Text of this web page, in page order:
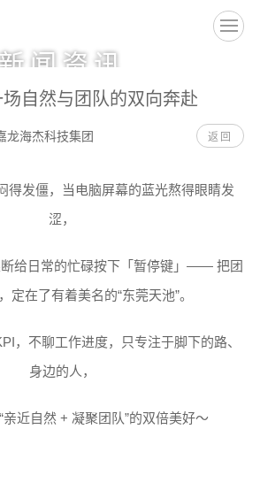
新闻资讯
自然与团队的双向奔赴
海杰科技集团 返回
得发僵，当电脑屏幕的蓝光熬得眼睛发
涩，
给日常的忙碌按下「暂停键」—— 把团
定在了有着美名的“东莞天池”。
，不聊工作进度，只专注于脚下的路、
身边的人，
亲近自然 + 凝聚团队”的双倍美好～